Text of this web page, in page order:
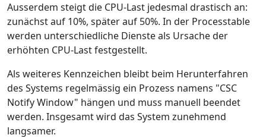
Ausserdem steigt die CPU-Last jedesmal drastisch an:
zunächst auf 10%, später auf 50%. In der Processtable
werden unterschiedliche Dienste als Ursache der
erhöhten CPU-Last festgestellt.
Als weiteres Kennzeichen bleibt beim Herunterfahren
des Systems regelmässig ein Prozess namens "CSC
Notify Window" hängen und muss manuell beendet
werden. Insgesamt wird das System zunehmend
langsamer.